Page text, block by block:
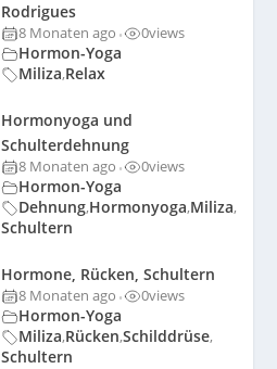
Rodrigues
8 Monaten ago • 0views
Hormon-Yoga
Miliza,Relax
Hormonyoga und
Schulterdehnung
8 Monaten ago • 0views
Hormon-Yoga
Dehnung,Hormonyoga,Miliza,
Schultern
Hormone, Rücken, Schultern
8 Monaten ago • 0views
Hormon-Yoga
Miliza,Rücken,Schilddrüse,
Schultern